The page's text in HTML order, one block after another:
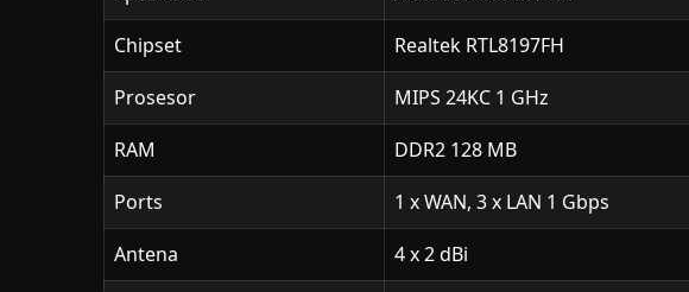
Chipset
Realtek RTL8197FH
Prosesor
MIPS 24KC 1 GHz
RAM
DDR2 128 MB
Ports
1 x WAN, 3 x LAN 1 Gbps
Antena
4 x 2 dBi